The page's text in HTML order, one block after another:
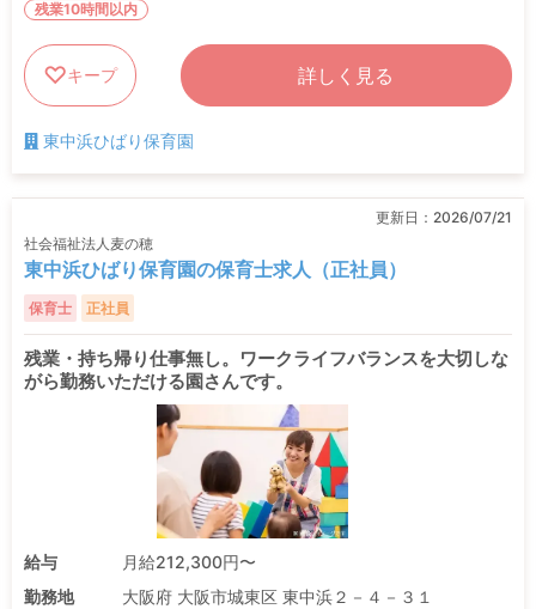
残業10時間以内
キープ 詳しく見る
東中浜ひばり保育園
更新日： 2026/07/21
社会福祉法人麦の穂
東中浜ひばり保育園の保育士求人（正社員）
保育士 正社員
残業・持ち帰り仕事無し。ワークライフバランスを大切しな
がら勤務いただける園さんです。
給与
月給212,300円〜
勤務地
大阪府 大阪市城東区 東中浜２－４－３１